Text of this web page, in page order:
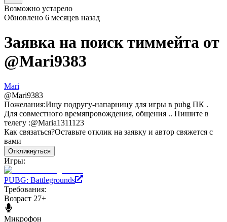
Возможно устарело
Обновлено 6 месяцев назад
Заявка на поиск тиммейта от
@Mari9383
Mari
@Mari9383
Пожелания:Ищу подругу-напарницу для игры в pubg ПК .
Для совместного времяпровождения, общения .. Пишите в
телегу :@Maria1311123
Как связаться?Оставьте отклик на заявку и автор свяжется с
вами
Откликнуться
Игры:
PUBG: Battlegrounds
Требования:
Возраст 27+
Микрофон